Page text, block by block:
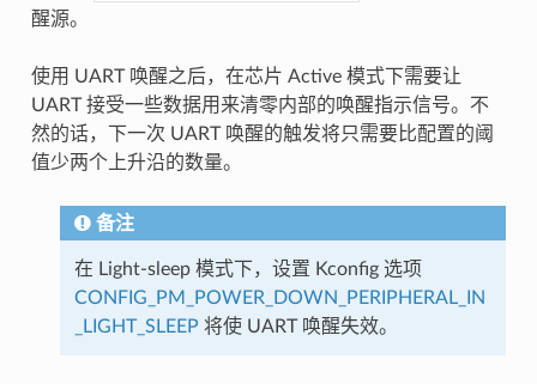
醒源。
使用 UART 唤醒之后，在芯片 Active 模式下需要让
UART 接受一些数据用来清零内部的唤醒指示信号。不
然的话，下一次 UART 唤醒的触发将只需要比配置的阈
值少两个上升沿的数量。
备注
在 Light-sleep 模式下，设置 Kconfig 选项
CONFIG_PM_POWER_DOWN_PERIPHERAL_IN
_LIGHT_SLEEP 将使 UART 唤醒失效。